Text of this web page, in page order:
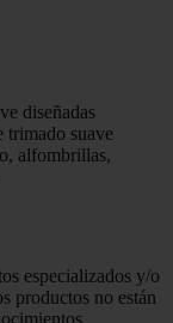
diseñadas
trimado suave
alfombrillas,
especializados y/o
productos no están